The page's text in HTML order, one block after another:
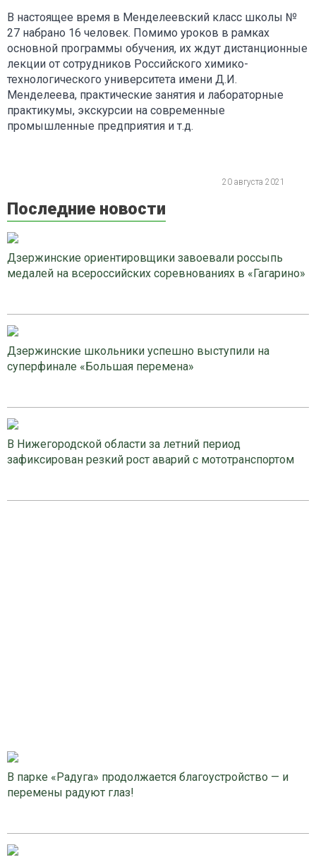
В настоящее время в Менделеевский класс школы №
27 набрано 16 человек. Помимо уроков в рамках
основной программы обучения, их ждут дистанционные
лекции от сотрудников Российского химико-
технологического университета имени Д.И.
Менделеева, практические занятия и лабораторные
практикумы, экскурсии на современные
промышленные предприятия и т.д.
20 августа 2021
Последние новости
Дзержинские ориентировщики завоевали россыпь
медалей на всероссийских соревнованиях в «Гагарино»
Дзержинские школьники успешно выступили на
суперфинале «Большая перемена»
В Нижегородской области за летний период
зафиксирован резкий рост аварий с мототранспортом
В парке «Радуга» продолжается благоустройство — и
перемены радуют глаз!